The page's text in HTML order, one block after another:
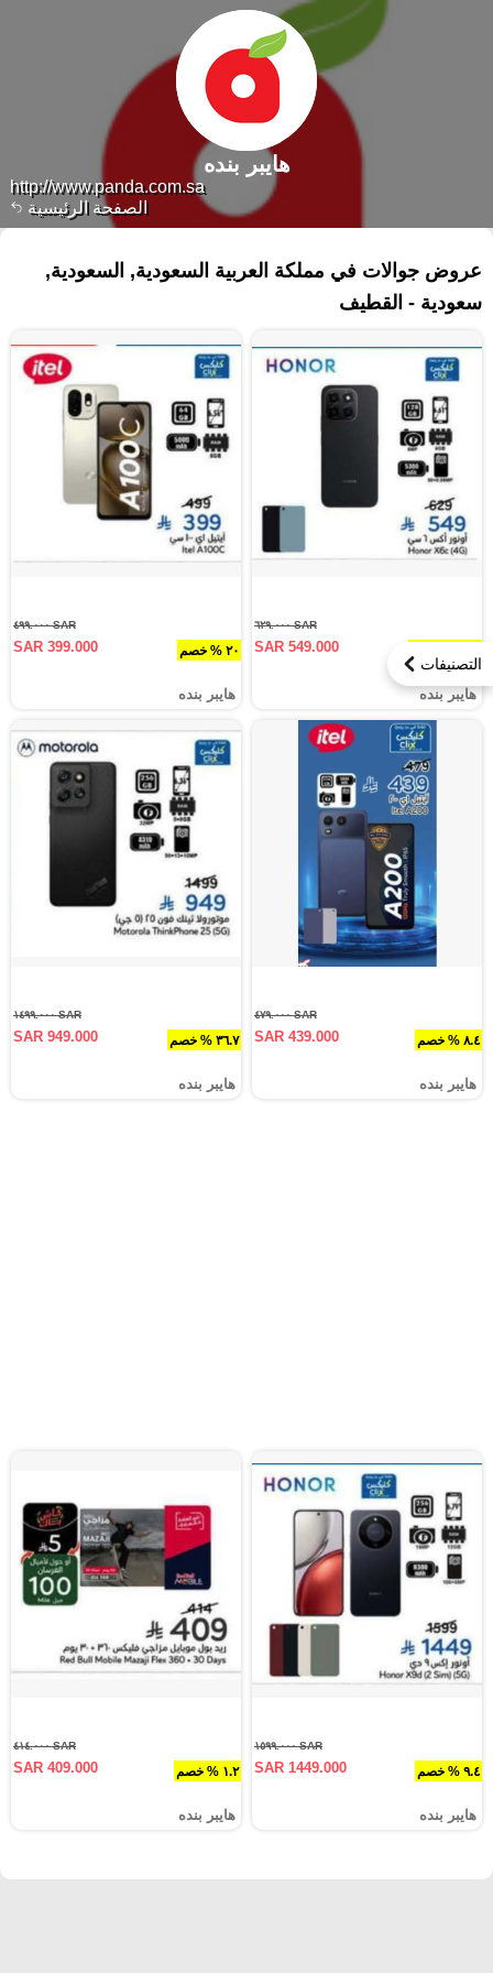
الصفحة الرئيسية
http://www.panda.com.sa
هايبر بنده
التصنيفات
عروض جوالات في مملكة العربية السعودية, السعودية,
سعودية - القطيف‎
SAR ٦٢٩.٠٠٠
SAR 549.000
هايبر بنده
٢٠ % خصم
SAR ٤٩٩.٠٠٠
SAR 399.000
هايبر بنده
٨.٤ % خصم
SAR ٤٧٩.٠٠٠
SAR 439.000
هايبر بنده
٣٦.٧ % خصم
SAR ١٤٩٩.٠٠٠
SAR 949.000
هايبر بنده
٩.٤ % خصم
SAR ١٥٩٩.٠٠٠
SAR 1449.000
هايبر بنده
١.٢ % خصم
SAR ٤١٤.٠٠٠
SAR 409.000
هايبر بنده